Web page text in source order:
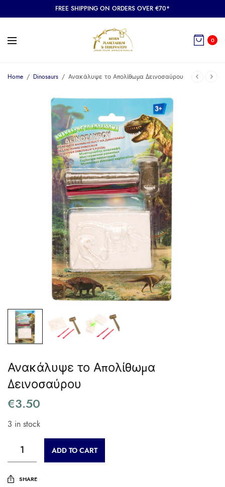
FREE SHIPPING ON ORDERS OVER €70*
0
Home / Dinosaurs / Ανακάλυψε το Απολίθωμα Δεινοσαύρου
Ανακάλυψε το Απολίθωμα
Δεινοσαύρου
€3.50
3 in stock
ADD TO CART
SHARE